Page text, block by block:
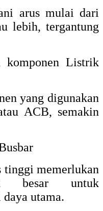
arus mulai dari
lebih, tergantung
komponen Listrik
yang digunakan
ACB, semakin
tinggi memerlukan
besar untuk
utama.